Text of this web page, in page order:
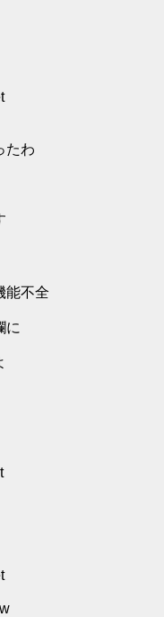
たわ
能不全
に